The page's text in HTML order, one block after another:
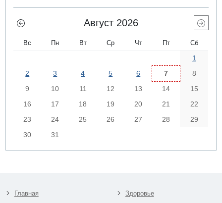
Август 2026
Вс Пн Вт Ср Чт Пт Сб
1
2
3 4 5 6 7
8
9
10 11 12 13 14
15
16
17 18 19 20 21
22
23
24 25 26 27 28
29
30
31
Главная
Здоровье